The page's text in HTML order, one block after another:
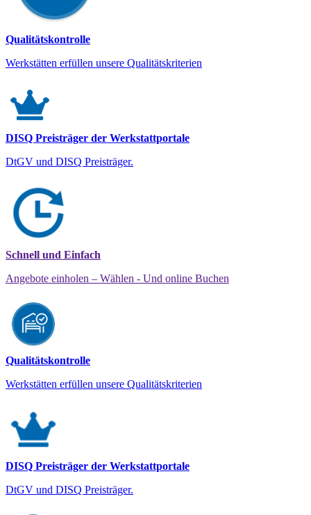
Qualitätskontrolle
Werkstätten erfüllen unsere Qualitätskriterien
DISQ Preisträger der Werkstattportale
DtGV und DISQ Preisträger.
Schnell und Einfach
Angebote einholen – Wählen - Und online Buchen
Qualitätskontrolle
Werkstätten erfüllen unsere Qualitätskriterien
DISQ Preisträger der Werkstattportale
DtGV und DISQ Preisträger.